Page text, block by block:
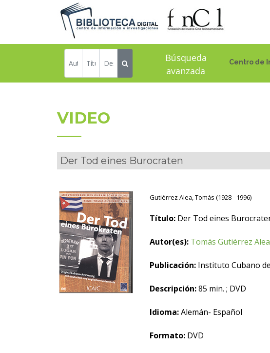
Centro de
Búsqueda
avanzada
VIDEO
Der Tod eines Burocraten
Gutiérrez Alea, Tomás (1928 - 1996)
Título: Der Tod eines
Autor(es): Tomás Gutiérrez Alea
Publicación: Instituto Cubano
Descripción:85 min. ; DVD
Idioma:Alemán- Español
Formato: DVD